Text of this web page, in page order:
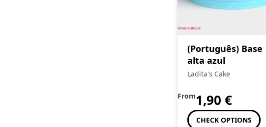
(Português) Base
alta azul
Ladita's Cake
From1,90 €
CHECK OPTIONS